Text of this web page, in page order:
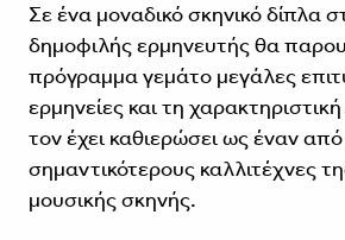
Σε ένα μοναδικό σκηνικό δίπλα
δημοφιλής ερμηνευτής θα
πρόγραμμα γεμάτο μεγάλες
ερμηνείες και τη
τον έχει καθιερώσει ως έναν
σημαντικότερους καλλιτέχνες
μουσικής σκηνής.